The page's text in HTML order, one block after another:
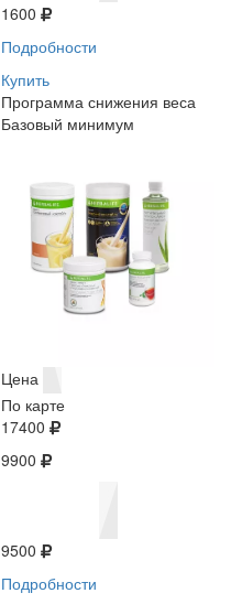
1600
Подробности
Купить
Программа снижения веса
Базовый минимум
Цена
По карте
17400
9900
9500
Подробности